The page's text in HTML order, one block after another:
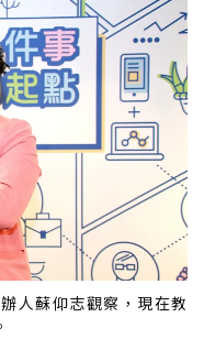
人蘇仰志觀察，現在教